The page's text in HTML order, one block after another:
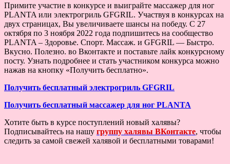
Примите участие в конкурсе и выиграйте массажер для ног
PLANTA или электрогриль GFGRIL. Участвуя в конкурсах на
двух страницах, Вы увеличиваете шансы на победу. С 27
октября по 3 ноября 2022 года подпишитесь на сообщество
PLANTA – Здоровье. Спорт. Массаж. и GFGRIL — Быстро.
Вкусно. Полезно. во Вконтакте и поставьте лайк конкурсному
посту. Узнать подробнее и стать участником конкурса можно
нажав на кнопку «Получить бесплатно».
Получить бесплатный электрогриль GFGRIL
Получить бесплатный массажер для ног PLANTA
Хотите быть в курсе поступлений новый халявы?
Подписывайтесь на нашу группу халявы ВКонтакте, чтобы
следить за самой свежей халявой и бесплатными товарами!